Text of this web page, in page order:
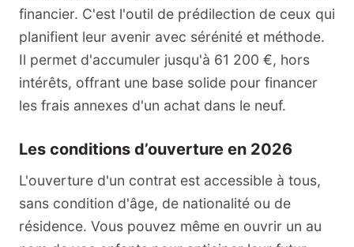
financier. C'est l'outil de prédilection de ceux qui
planifient leur avenir avec sérénité et méthode.
Il permet d'accumuler jusqu'à 61 200 €, hors
intérêts, offrant une base solide pour financer
les frais annexes d'un achat dans le neuf.
Les conditions d’ouverture en 2026
L'ouverture d'un contrat est accessible à tous,
sans condition d'âge, de nationalité ou de
résidence. Vous pouvez même en ouvrir un au